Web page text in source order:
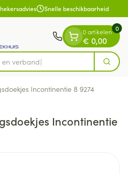
Snelle beschikbaarheid
Zoek
0 artikelen
€ 0,00
0
Incontinentie 8 9274
Incontinentie